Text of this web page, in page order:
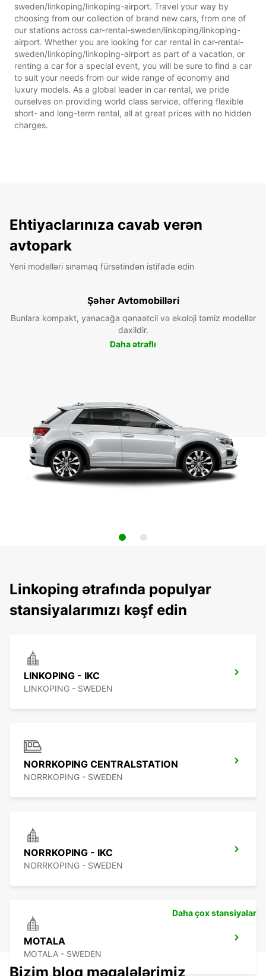
sweden/linkoping/linkoping-airport. Travel your way by
choosing from our collection of brand new cars, from one of
our stations across car-rental-sweden/linkoping/linkoping-
airport. Whether you are looking for car rental in car-rental-
sweden/linkoping/linkoping-airport as part of a vacation, or
renting a car for a special event, you will be sure to find a car
to suit your needs from our wide range of economy and
luxury models. As a global leader in car rental, we pride
ourselves on providing world class service, offering flexible
short- and long-term rental, all at great prices with no hidden
charges.
Ehtiyaclarınıza cavab verən
avtopark
Yeni modelləri sınamaq fürsətindən istifadə edin
Şəhər Avtomobilləri
Bunlara kompakt, yanacağa qənaətcil və ekoloji təmiz modellər
daxildir.
Daha ətraflı
Linkoping ətrafında populyar
stansiyalarımızı kəşf edin
LINKOPING - IKC
LINKOPING - SWEDEN
NORRKOPING CENTRALSTATION
NORRKOPING - SWEDEN
NORRKOPING - IKC
NORRKOPING - SWEDEN
MOTALA
MOTALA - SWEDEN
Daha çox stansiyalar
Bizim bloq məqalələrimiz